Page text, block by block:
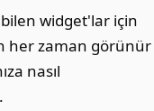
widget'lar için
her zaman görünür
nasıl